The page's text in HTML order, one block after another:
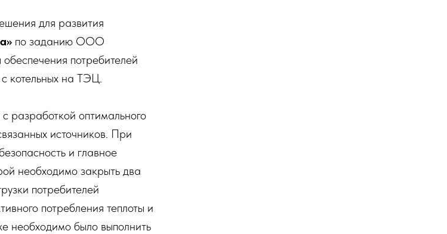
для развития
по заданию ООО
потребителей
котельных на ТЭЦ.
разработкой оптимального
источников. При
и главное
необходимо закрыть два
потребителей
потребления теплоты и
необходимо было выполнить